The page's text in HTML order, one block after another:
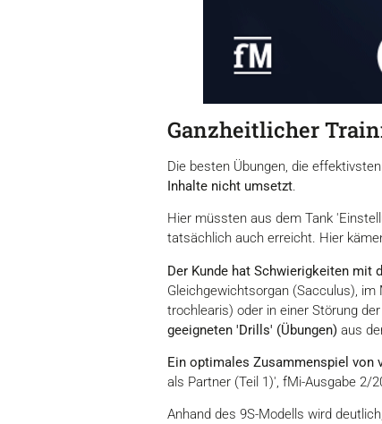
Ganzheitlicher
Die besten Übungen, die
Inhalte nicht umsetzt.
Hier müssten aus dem Tank
tatsächlich auch erreicht. Hier
Der Kunde hat Schwierigkeiten mit
Gleichgewichtsorgan (Sacculus),
trochlearis) oder in einer Störung
geeigneten 'Drills' (Übungen) aus
Ein optimales Zusammenspiel von
als Partner (Teil 1)', fMi-Ausgabe 2/
Anhand des 9S-Modells wird